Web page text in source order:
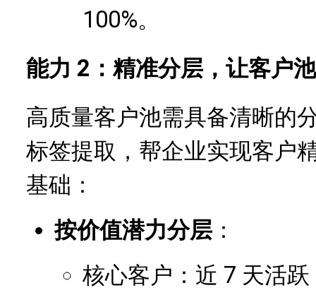
100%。
能力 2：精准分层，让客户
高质量客户池需具备清晰的
标签提取，帮企业实现客户
基础：
按价值潜力分层 ：
核心客户：近 7 天活